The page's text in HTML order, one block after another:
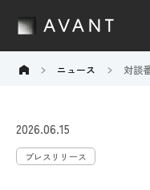
ニュース 対談
2026.06.15
プレスリリース